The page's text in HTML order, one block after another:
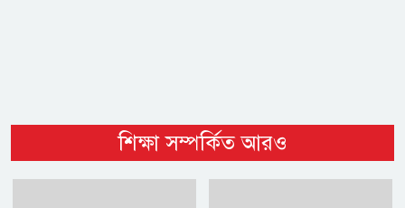
শিক্ষা সম্পর্কিত আরও